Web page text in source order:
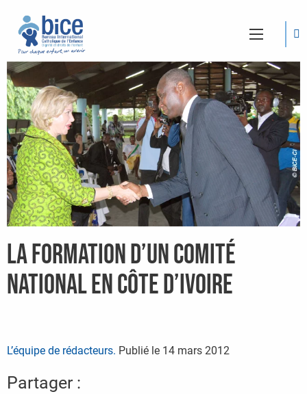
La formation d’un Comité
national en Côte d’Ivoire
L’équipe de rédacteurs. Publié le 14 mars 2012
Partager :